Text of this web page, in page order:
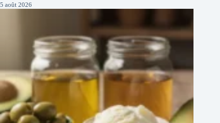
5 août 2026